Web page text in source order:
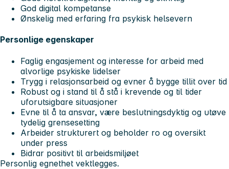
God digital kompetanse
Ønskelig med erfaring fra psykisk helsevern
Personlige egenskaper
Faglig engasjement og interesse for arbeid med
alvorlige psykiske lidelser
Trygg i relasjonsarbeid og evner å bygge tillit over tid
Robust og i stand til å stå i krevende og til tider
uforutsigbare situasjoner
Evne til å ta ansvar, være beslutningsdyktig og utøve
tydelig grensesetting
Arbeider strukturert og beholder ro og oversikt
under press
Bidrar positivt til arbeidsmiljøet
Personlig egnethet vektlegges.